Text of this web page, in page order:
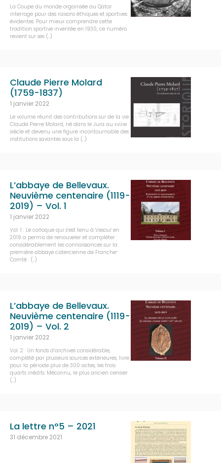
La Coupe du monde organisée au Qatar
interroge pour des raisons éthiques et sportives
évidentes. Pour mieux comprendre cette
tradition sportive inventée en 1930, ce numéro
revient sur ses (…)
Claude Pierre Molard
(1759-1837)
1 janvier 2022
Le volume réunit des contributions sur de la vie
Claude Pierre Molard, né dans le Jura au xviiie
siècle et devenu une figure incontournable des
institutions savantes sous la (…)
L’abbaye de Bellevaux.
Neuvième centenaire (1119-
2019) – Vol. 1
1 janvier 2022
Vol. 1 : Le colloque qui s’est tenu à Vesoul en
2019 a permis de renouveler et compléter
considérablement les connaissances sur la
première abbaye cistercienne de Franche-
Comté : (…)
L’abbaye de Bellevaux.
Neuvième centenaire (1119-
2019) – Vol. 2
1 janvier 2022
Vol. 2 : Un fonds d’archives considérable,
complété par plusieurs sources extérieures, livre
pour la période plus de 300 actes, les trois
quarts inédits. Méconnu, le plus ancien censier
(…)
La lettre n°5 – 2021
31 décembre 2021